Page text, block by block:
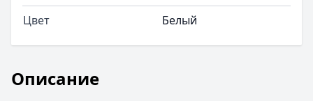
Описание
Цвет
Белый